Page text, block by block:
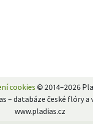
cookies © 2014–2026
– databáze české flóry a
www.pladias.cz